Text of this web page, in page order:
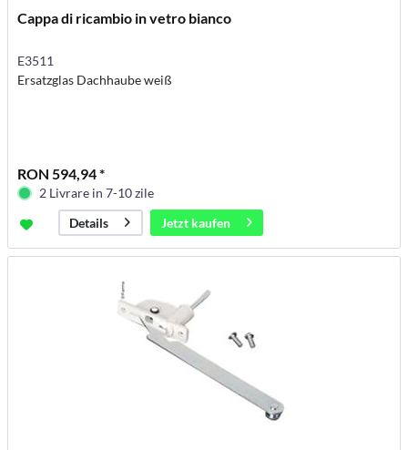
Cappa di ricambio in vetro bianco
E3511
Ersatzglas Dachhaube weiß
RON 594,94 *
2 Livrare in 7-10 zile
Details
Jetzt kaufen